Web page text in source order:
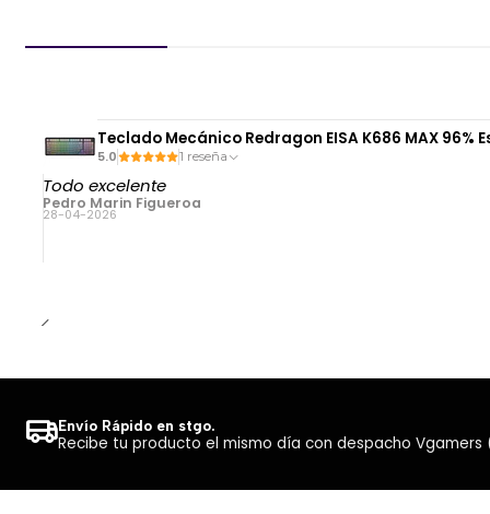
Teclado Mecánico Redragon EISA K686 MAX
5.0 1 reseña
Todo excelente
Pedro Marin Figueroa
28-04-2026
Envío Rápido en stgo.
Recibe tu producto el mismo día con despacho